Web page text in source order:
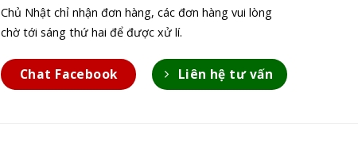
Chủ Nhật chỉ nhận đơn hàng, các đơn hàng vui lòng
chờ tới sáng thứ hai để được xử lí.
Chat Facebook Liên hệ tư vấn